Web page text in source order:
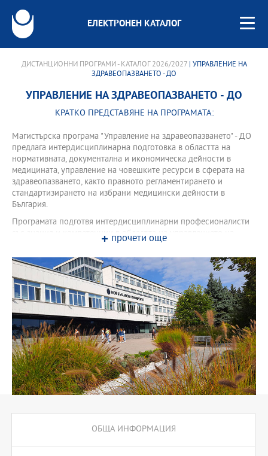
ЕЛЕКТРОНЕН КАТАЛОГ
ДИСТАНЦИОННИ ПРОГРАМИ - КАТАЛОГ 2026/2027| УПРАВЛЕНИЕ НА
ЗДРАВЕОПАЗВАНЕТО - ДО
УПРАВЛЕНИЕ НА ЗДРАВЕОПАЗВАНЕТО - ДО
КРАТКО ПРЕДСТАВЯНЕ НА ПРОГРАМАТА:
Mагистърска програма "Управление на здравеопазването" - ДО
предлага интердисциплинарна подготовка в областта на
нормативната, документална и икономическа дейности в
медицината, управление на човешките ресурси в сферата на
здравеопазването, както правното регламентирането и
стандартизирането на избрани медицински дейности в
България.
Програмата подготвя интердисциплинарни професионалисти
със знания и компетенции в областта на управлението на
съвременните здравни системи, базирайки се на
фундаментални области от науката като: икономика и
управление на здравеопазването, организационна психология,
управление на риска в здравеопазването, финансов анализ,
публична администрация, икономика на публичния сектор,
лечебен процес и болничен мениджмънт (управление на
здравноосигурителната система), лекарствена политика и
ценообразуване на медицинските услуги, администрация и
организация на труда на парамедиците, добри управленски и
лидерски практики в медицината, правно регулиране в
здравеопазването, както и управление на информационните
потоци в здравния сектор посредством специализирани
софтуерни решения.
прочети още
ОБЩА ИНФОРМАЦИЯ